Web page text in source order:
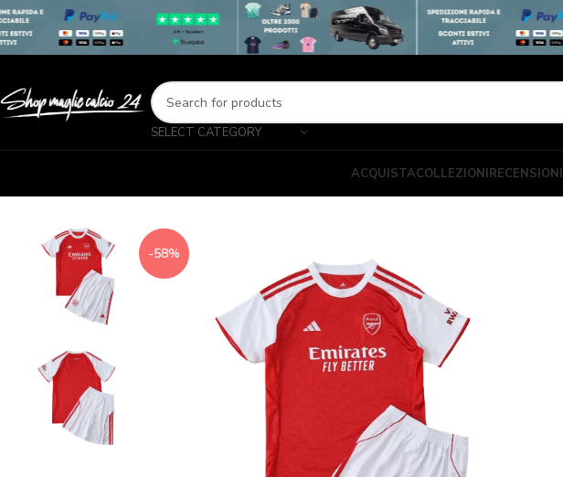
SELECT CATEGORY
ACQUISTACOLLEZIONIRECENSIONI
-58%